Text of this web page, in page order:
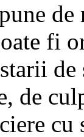
de
fi
de
cu